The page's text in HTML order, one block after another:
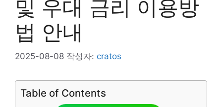
및 우대 금리 이용방
법 안내
2025-08-08 작성자: cratos
Table of Contents